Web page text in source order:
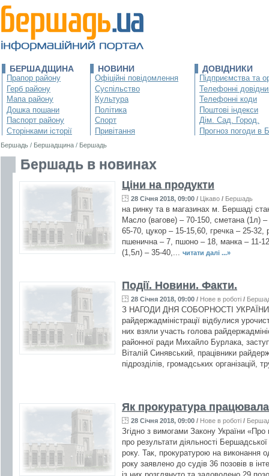
БЕРШАДЩИНА
Прапор району
Герб району
Мапа району
Дошка пошани
Паспорт району
Сторінками історії
НОВИНИ
Офіційні повідомлення
Суспільство
Культура
Політика
Спорт
Привітання
ДОВІДНИКИ
Підприємства та
Телефонні
Телефонні коди
Поштові індекси
Дім. Сад. Город.
Прогноз погоди в
Бершадь / Бершадщина / Бершадь
Бершадь в новинах
Ціни на продукти
28 Січня 2018, 09:00 / Цікаво / Бершадь
на ринку та в магазинах м. Бершаді
Масло (вагове) – 70-150, сметана (1л)
65-70, цукор – 15-15,60, гречка – 25-32,
пшенична – 7, пшоно – 18, манка – 11-
(1,5л) – 35-40,... читати далі ...»
Події. Новини. Факти.
28 Січня 2018, 09:00 / Нове в роботі /
З НАГОДИ ДНЯ СОБОРНОСТІ УКРАЇНИ
райдержадміністрації відбулися
них взяли участь голова
районної ради Михайло Бурлака,
Віталій Синявський, працівники
підрозділів, громадських організацій,
Як прокуратура
28 Січня 2018, 09:00 / Нове в роботі /
Згідно з вимогами Закону України
про результати діяльності
року. Так, прокуратурою на виконання
року заявлено до судів 36 позовів в